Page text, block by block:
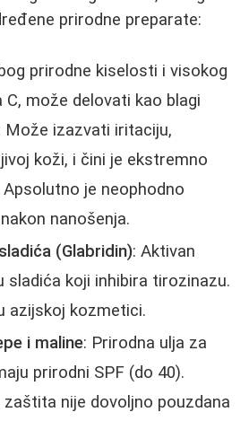
prirodne preparate:
prirodne kiselosti i visokog
može delovati kao blagi
Može izazvati iritaciju,
koži, i čini je ekstremno
je neophodno
nanošenja.
(Glabridin): Aktivan
sladića koji inhibira tirozinazu.
azijskoj kozmetici.
i maline: Prirodna ulja za
prirodni SPF (do 40).
nije dovoljno pouzdana